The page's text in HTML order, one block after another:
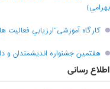
بهرامي)
کارگاه آموزشی”ارزيابي
هفتمين جشنواره انديشمندان و
اطلاع رسانی